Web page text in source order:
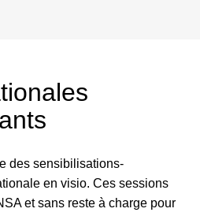
des sensibilisations-
en visio. Ces sessions
et sans reste à charge pour